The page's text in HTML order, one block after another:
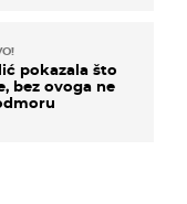
pokazala što
bez ovoga ne